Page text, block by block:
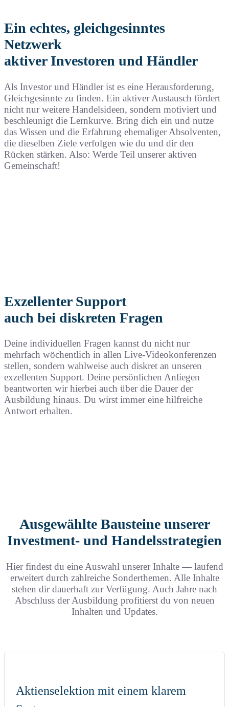
Ein echtes, gleichgesinntes
Netzwerk
aktiver Investoren und Händler
Als Investor und Händler ist es eine Herausforderung,
Gleichgesinnte zu finden. Ein aktiver Austausch fördert
nicht nur weitere Handelsideen, sondern motiviert und
beschleunigt die Lernkurve. Bring dich ein und nutze
das Wissen und die Erfahrung ehemaliger Absolventen,
die dieselben Ziele verfolgen wie du und dir den
Rücken stärken. Also: Werde Teil unserer aktiven
Gemeinschaft!
Exzellenter Support
auch bei diskreten Fragen
Deine individuellen Fragen kannst du nicht nur
mehrfach wöchentlich in allen Live-Videokonferenzen
stellen, sondern wahlweise auch diskret an unseren
exzellenten Support. Deine persönlichen Anliegen
beantworten wir hierbei auch über die Dauer der
Ausbildung hinaus. Du wirst immer eine hilfreiche
Antwort erhalten.
Ausgewählte Bausteine unserer
Investment- und Handelsstrategien
Hier findest du eine Auswahl unserer Inhalte — laufend
erweitert durch zahlreiche Sonderthemen. Alle Inhalte
stehen dir dauerhaft zur Verfügung. Auch Jahre nach
Abschluss der Ausbildung profitierst du von neuen
Inhalten und Updates.
Aktienselektion mit einem klarem